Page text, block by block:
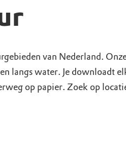
van Nederland.
langs water. Je downloadt
op papier. Zoek op